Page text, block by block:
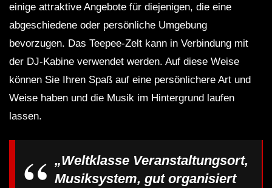
einige attraktive Angebote für diejenigen, die eine
abgeschiedene oder persönliche Umgebung
bevorzugen. Das Teepee-Zelt kann in Verbindung mit
der DJ-Kabine verwendet werden. Auf diese Weise
können Sie Ihren Spaß auf eine persönlichere Art und
Weise haben und die Musik im Hintergrund laufen
lassen.
„Weltklasse Veranstaltungsort,
Musiksystem, gut organisiert